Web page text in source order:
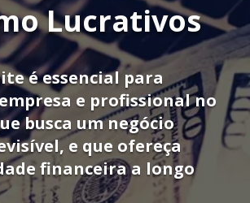
Lucrativos
é essencial para
e profissional no
busca um negócio
e que ofereça
financeira a longo